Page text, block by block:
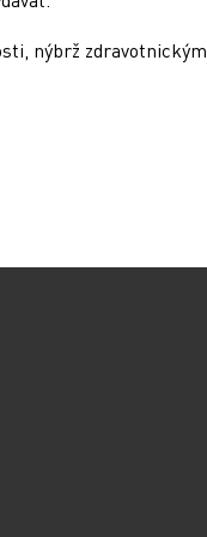
nýbrž zdravotnickým